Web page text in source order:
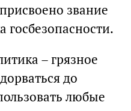
звание
госбезопасности.
– грязное
до
любые